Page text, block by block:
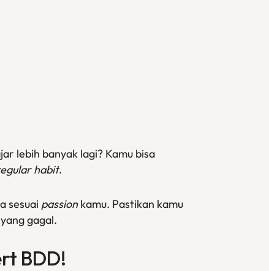
lebih banyak lagi? Kamu bisa
habit.
sesuai passionkamu. Pastikan kamu
gagal.
BDD!